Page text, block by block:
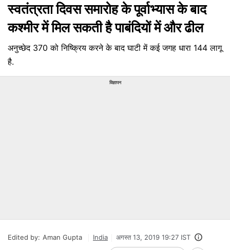
स्वतंत्रता दिवस समारोह के पूर्वाभ्यास के बाद
कश्मीर में मिल सकती है पाबंदियों में और ढील
अनुच्छेद 370 को निष्क्रिय करने के बाद घाटी में कई जगह धारा 144 लागू
है.
विज्ञापन
Edited by: Aman Gupta India अगस्त 13, 2019 19:27 IST